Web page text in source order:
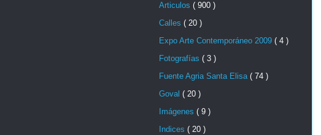
Articulos ( 900 )
Calles ( 20 )
Expo Arte Contemporáneo 2009 ( 4 )
Fotografías ( 3 )
Fuente Agria Santa Elisa ( 74 )
Goval ( 20 )
Imágenes ( 9 )
Indices ( 20 )